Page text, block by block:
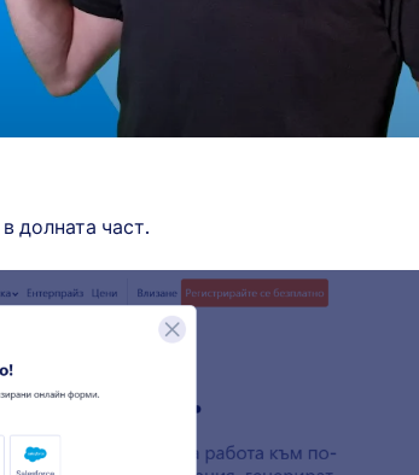
в долната част.